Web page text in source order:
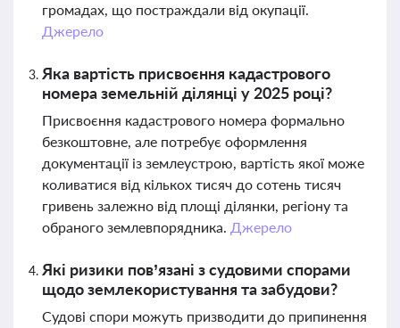
громадах, що постраждали від окупації.
Джерело
Яка вартість присвоєння кадастрового
номера земельній ділянці у 2025 році?
Присвоєння кадастрового номера формально
безкоштовне, але потребує оформлення
документації із землеустрою, вартість якої може
коливатися від кількох тисяч до сотень тисяч
гривень залежно від площі ділянки, регіону та
обраного землевпорядника. Джерело
Які ризики пов’язані з судовими спорами
щодо землекористування та забудови?
Судові спори можуть призводити до припинення